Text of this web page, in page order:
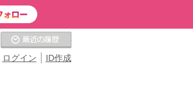
ID作成
ログイン
気に入りの温泉